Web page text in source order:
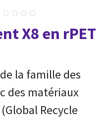
X8 en rPET
la famille des
des matériaux
Recycle